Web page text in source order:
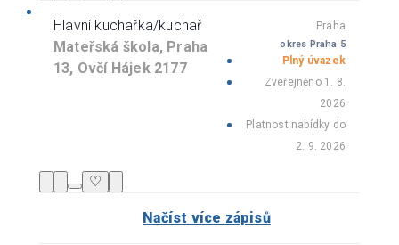
Hlavní kuchařka/kuchař
Mateřská škola, Praha
13, Ovčí Hájek 2177
Praha
okres Praha 5
Plný úvazek
Zveřejněno 1. 8.
2026
Platnost nabídky do
2. 9. 2026
♡
Načíst více zápisů